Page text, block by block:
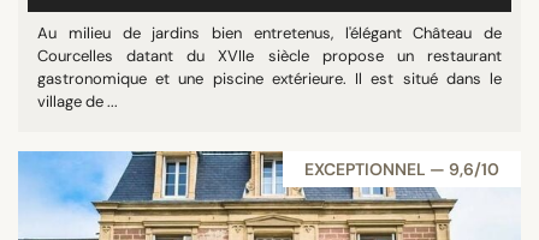
Au milieu de jardins bien entretenus, l'élégant Château de
Courcelles datant du XVIIe siècle propose un restaurant
gastronomique et une piscine extérieure. Il est situé dans le
village de ...
EXCEPTIONNEL — 9,6/10